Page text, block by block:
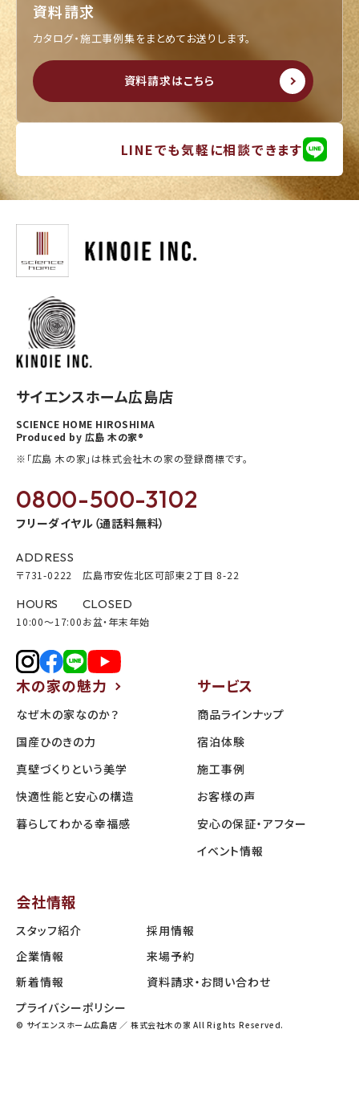
資料請求
カタログ・施工事例集をまとめてお送りします。
資料請求はこちら
LINEでも気軽に相談できます
サイエンスホーム広島店
SCIENCE HOME HIROSHIMA
Produced by 広島 木の家®
※「広島 木の家」は株式会社木の家の登録商標です。
0800-500-3102
フリーダイヤル（通話料無料）
ADDRESS
〒731-0222 広島市安佐北区可部東２丁目 8-22
HOURS
10:00〜17:00
CLOSED
お盆・年末年始
木の家の魅力
なぜ木の家なのか？
国産ひのきの力
真壁づくりという美学
快適性能と安心の構造
暮らしてわかる幸福感
サービス
商品ラインナップ
宿泊体験
施工事例
お客様の声
安心の保証・アフター
イベント情報
会社情報
スタッフ紹介
企業情報
新着情報
採用情報
来場予約
資料請求・お問い合わせ
プライバシーポリシー
© サイエンスホーム広島店 ／ 株式会社木の家 All Rights Reserved.